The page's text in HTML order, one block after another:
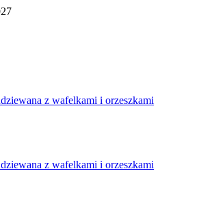
z wafelkami i orzeszkami
z wafelkami i orzeszkami